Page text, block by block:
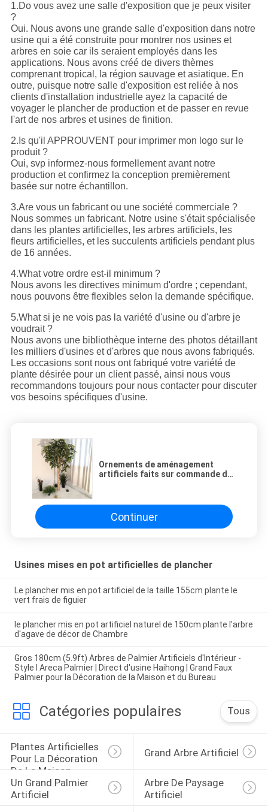
1.Do vous avez une salle d'exposition que je peux visiter
?
Oui. Nous avons une grande salle d'exposition dans notre
usine qui a été construite pour montrer nos usines et
arbres en soie car ils seraient employés dans les
applications. Nous avons créé de divers thèmes
comprenant tropical, la région sauvage et asiatique. En
outre, puisque notre salle d'exposition est reliée à nos
clients d'installation industrielle ayez la capacité de
voyager le plancher de production et de passer en revue
l'art de nos arbres et usines de finition.
2.Is qu'il APPROUVENT pour imprimer mon logo sur le
produit ?
Oui, svp informez-nous formellement avant notre
production et confirmez la conception premièrement
basée sur notre échantillon.
3.Are vous un fabricant ou une société commerciale ?
Nous sommes un fabricant. Notre usine s'était spécialisée
dans les plantes artificielles, les arbres artificiels, les
fleurs artificielles, et les succulents artificiels pendant plus
de 16 années.
4.What votre ordre est-il minimum ?
Nous avons les directives minimum d'ordre ; cependant,
nous pouvons être flexibles selon la demande spécifique.
5.What si je ne vois pas la variété d'usine ou d'arbre je
voudrait ?
Nous avons une bibliothèque interne des photos détaillant
les milliers d'usines et d'arbres que nous avons fabriqués.
Les occasions sont nous ont fabriqué votre variété de
plante désirée pour un client passé, ainsi nous vous
recommandons toujours pour nous contacter pour discuter
vos besoins spécifiques d'usine.
Ornements de aménagement
artificiels faits sur commande de
Continuer
Usines mises en pot artificielles de plancher
Le plancher mis en pot artificiel de la taille 155cm plante le
vert frais de figuier
le plancher mis en pot artificiel naturel de 150cm plante l'arbre
d'agave de décor de Chambre
Gros 180cm (5.9ft) Arbres de Palmier Artificiels d'Intérieur -
Style I Areca Palmier | Direct d'usine Haihong | Grand Faux
Palmier pour la Décoration de la Maison et du Bureau
Catégories populaires Tous
Plantes Artificielles
Pour La Décoration
De La Maison
Grand Arbre Artificiel
Un Grand Palmier
Artificiel
Arbre De Paysage
Artificiel